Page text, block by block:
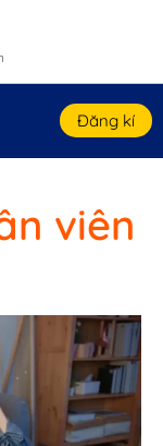
Đăng kí
viên